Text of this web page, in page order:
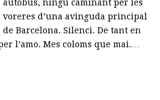
autobús, ningú caminant per les
voreres d’una avinguda principal
de Barcelona. Silenci. De tant en
l’amo. Mes coloms que mai.…